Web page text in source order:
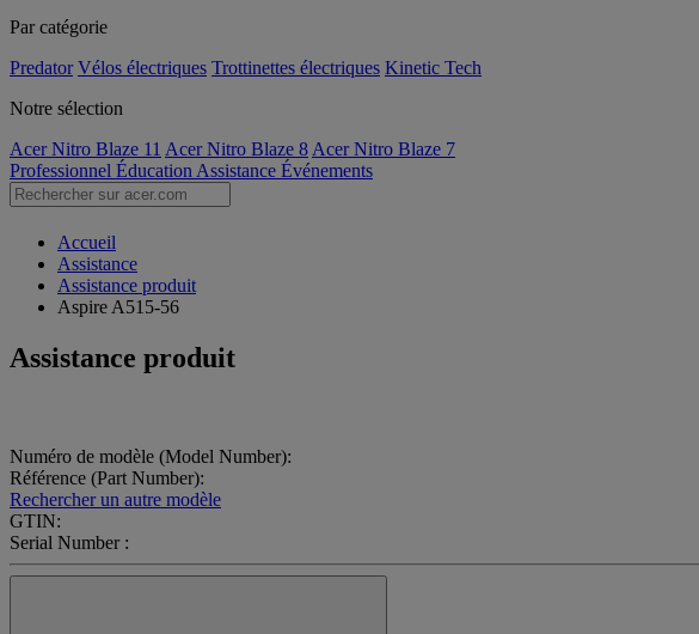
Par catégorie
Predator Vélos électriques Trottinettes électriques Kinetic Tech
Notre sélection
Acer Nitro Blaze 11 Acer Nitro Blaze 8 Acer Nitro Blaze 7
Professionnel Éducation Assistance Événements
Accueil
Assistance
Assistance produit
Aspire A515-56
Assistance produit
Numéro de modèle (Model Number):
Référence (Part Number):
Rechercher un autre modèle
GTIN:
Serial Number :